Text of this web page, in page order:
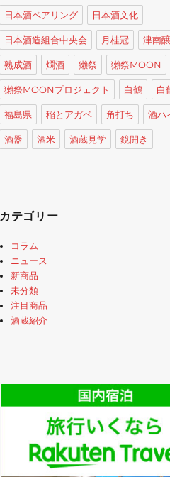
日本酒ペアリング 日本酒文化
日本酒造組合中央会 月桂冠 津南
熟成酒 燗酒 獺祭 獺祭MOON
獺祭MOONプロジェクト 白鶴 白
福島県 稲とアガベ 角打ち 酒ハ
酒器 酒米 酒蔵見学 鏡開き
カテゴリー
コラム
ニュース
新商品
未分類
注目商品
酒蔵紹介